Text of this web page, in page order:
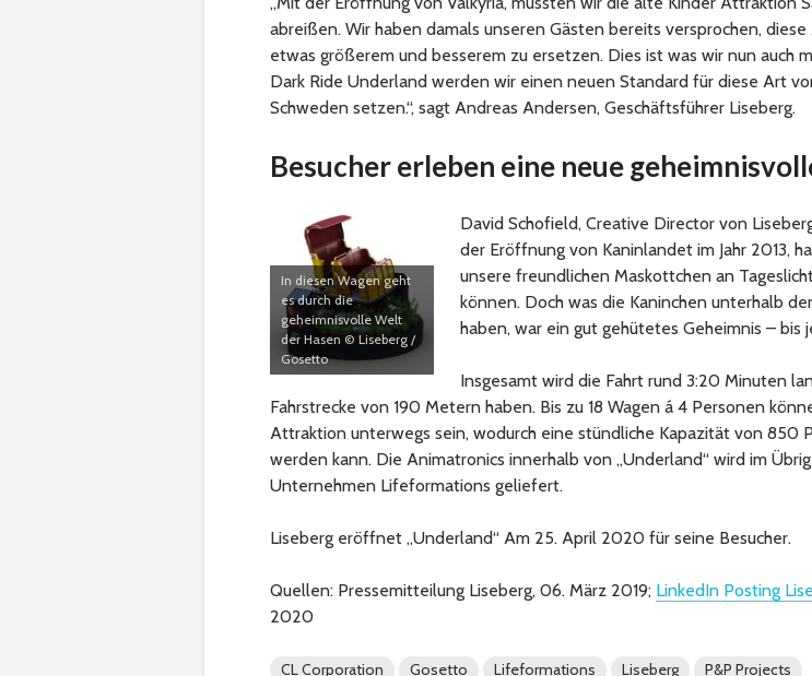
abreißen. Wir haben damals unseren Gästen bereits versprochen,
etwas größerem und besserem zu ersetzen. Dies ist was wir nun auch
Dark Ride Underland werden wir einen neuen Standard für diese Art
Schweden setzen.“, sagt Andreas Andersen, Geschäftsführer Liseberg.
Besucher erleben eine neue
In diesen Wagen geht
es durch die
geheimnisvolle Welt
der Hasen © Liseberg /
Gosetto
David Schofield, Creative Director von
der Eröffnung von Kaninlandet im Jahr 2013,
unsere freundlichen Maskottchen an
können. Doch was die Kaninchen unterhalb
haben, war ein gut gehütetes Geheimnis – bis
Insgesamt wird die Fahrt rund 3:20 Minuten
Fahrstrecke von 190 Metern haben. Bis zu 18 Wagen á 4 Personen
Attraktion unterwegs sein, wodurch eine stündliche Kapazität von 850
werden kann. Die Animatronics innerhalb von „Underland“ wird im
Unternehmen Lifeformations geliefert.
Liseberg eröffnet „Underland“ Am 25. April 2020 für seine Besucher.
Quellen: Pressemitteilung Liseberg, 06. März 2019; LinkedIn Posting
2020
CL Corporation Gosetto Lifeformations Liseberg
P&P Projects